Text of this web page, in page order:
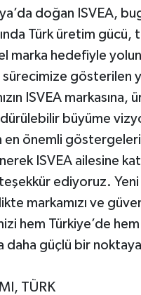
doğan ISVEA,
Türk üretim gücü,
marka hedefiyle
gösterilen
ISVEA markasına,
büyüme
en önemli
ISVEA ailesine
teşekkür ediyoruz. Yeni
markamızı ve
hem Türkiye’de
güçlü bir noktaya
TÜRK